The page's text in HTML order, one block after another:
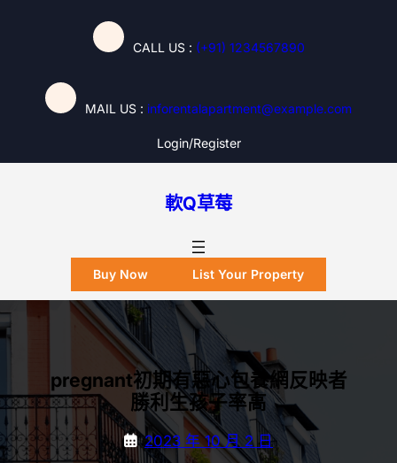
CALL US : (+91) 1234567890
MAIL US : inforentalapartment@example.com
Login/register
軟Q草莓
Buy Now List Your Property
pregnant初期有惡心包養網反映者
勝利生孩子率高
2023 年 10 月 2 日